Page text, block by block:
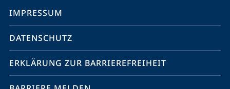
Service-
Navigation
IMPRESSUM
DATENSCHUTZ
ERKLÄRUNG ZUR BARRIEREFREIHEIT